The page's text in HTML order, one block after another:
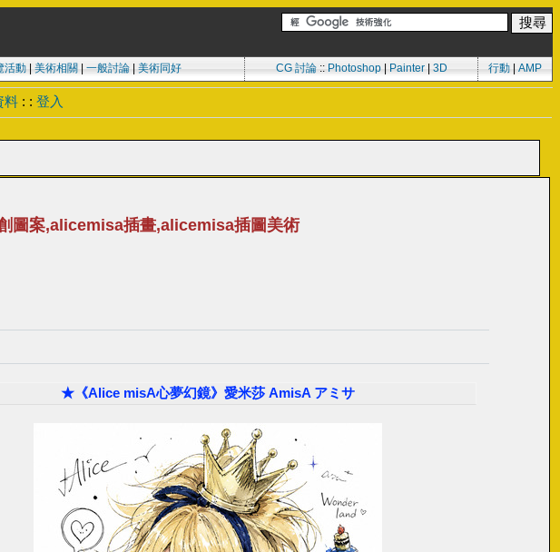
活動| 美術相關 一般討論| 美術同好 CG 討論:: Photoshop| Painter| 3D 行動 AMP
料 : : 登入
案,alicemisa插畫,alicemisa插圖美術
★《Alice misA心夢幻鏡》愛米莎 AmisA アミサ